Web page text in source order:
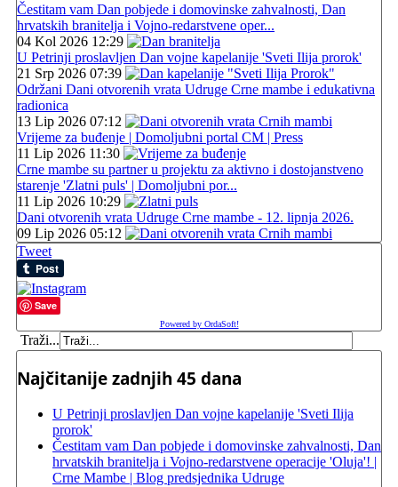
Čestitam vam Dan pobjede i domovinske zahvalnosti, Dan
hrvatskih branitelja i Vojno-redarstvene oper...
04 Kol 2026 12:29
U Petrinji proslavljen Dan vojne kapelanije 'Sveti Ilija prorok'
21 Srp 2026 07:39
Održani Dani otvorenih vrata Udruge Crne mambe i edukativna
radionica
13 Lip 2026 07:12
Vrijeme za buđenje | Domoljubni portal CM | Press
11 Lip 2026 11:30
Crne mambe su partner u projektu za aktivno i dostojanstveno
starenje 'Zlatni puls' | Domoljubni por...
11 Lip 2026 10:29
Dani otvorenih vrata Udruge Crne mambe - 12. lipnja 2026.
09 Lip 2026 05:12
Tweet
Save
Powered by OrdaSoft!
Traži...
Najčitanije zadnjih 45 dana
U Petrinji proslavljen Dan vojne kapelanije 'Sveti Ilija
prorok'
Čestitam vam Dan pobjede i domovinske zahvalnosti, Dan
hrvatskih branitelja i Vojno-redarstvene operacije 'Oluja'! |
Crne Mambe | Blog predsjednika Udruge